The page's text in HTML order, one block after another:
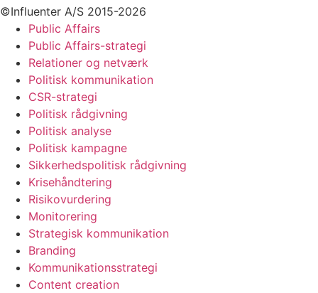
©Influenter A/S 2015-2026
Public Affairs
Public Affairs-strategi
Relationer og netværk
Politisk kommunikation
CSR-strategi
Politisk rådgivning
Politisk analyse
Politisk kampagne
Sikkerhedspolitisk rådgivning
Krisehåndtering
Risikovurdering
Monitorering
Strategisk kommunikation
Branding
Kommunikationsstrategi
Content creation